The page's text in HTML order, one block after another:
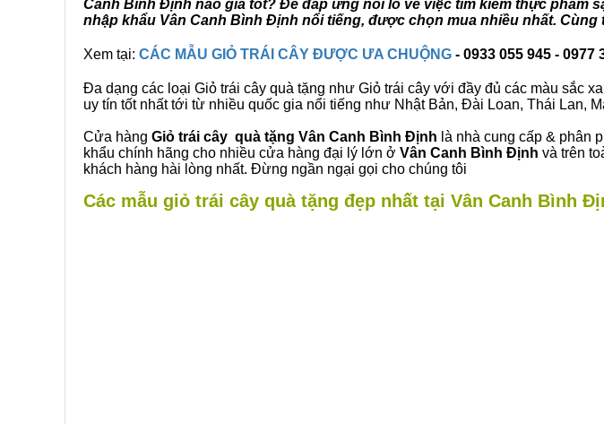
Canh Bình Định nào giá tốt? Để đáp ứng nỗi lo về việc tìm kiếm thực phẩm
nhập khẩu Vân Canh Bình Định nổi tiếng, được chọn mua nhiều nhất.
Xem tại: CÁC MẪU GIỎ TRÁI CÂY ĐƯỢC ƯA CHUỘNG - 0933 055 945 - 0977
Đa dạng các loại Giỏ trái cây quà tặng như Giỏ trái cây với đầy đủ các màu sắc
uy tín tốt nhất tới từ nhiều quốc gia nổi tiếng như Nhật Bản, Đài Loan, Thái Lan,
Cửa hàng Giỏ trái cây quà tặng Vân Canh Bình Định là nhà cung cấp & phân
khẩu chính hãng cho nhiều cửa hàng đại lý lớn ở Vân Canh Bình Định và trên
khách hàng hài lòng nhất. Đừng ngần ngại gọi cho chúng tôi
Các mẫu giỏ trái cây quà tặng đẹp nhất tại Vân Canh Bình